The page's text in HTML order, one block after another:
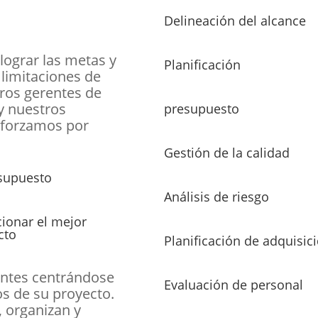
Delineación del alcance
Planificación
presupuesto
Gestión de la calidad
Análisis de riesgo
Planificación de
Evaluación de personal
las metas y
de
gerentes de
nuestros
por
el mejor
centrándose
de su proyecto.
y